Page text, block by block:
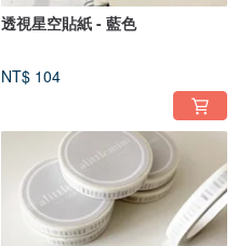
透視星空貼紙 - 藍色
NT$ 104